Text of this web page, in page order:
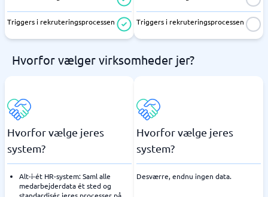
Triggers i rekruteringsprocessen Triggers i rekruteringsprocessen
Hvorfor vælger virksomheder jer?
Hvorfor vælge jeres
system?
Alt-i-ét HR-system: Saml alle
medarbejderdata ét sted og
Hvorfor vælge jeres
system?
Desværre, endnu ingen data.